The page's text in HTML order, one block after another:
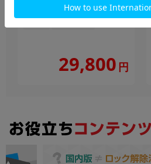
29,800 円